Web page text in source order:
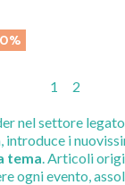
1 2
nel settore
i
tema. Articoli
ogni evento,